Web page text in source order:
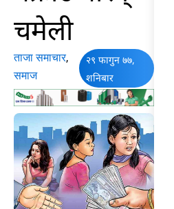
चमेली
ताजा समाचार,
समाज
२९ फागुन ७७,
शनिबार